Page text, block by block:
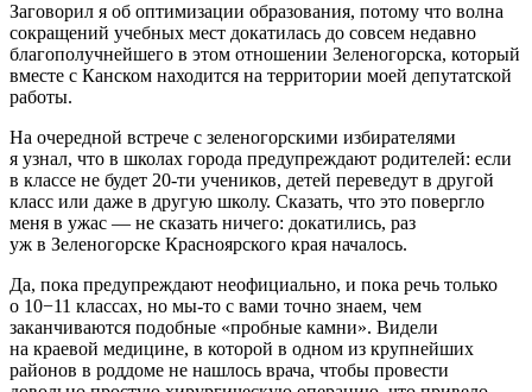
Заговорил я об оптимизации образования, потому что волна
сокращений учебных мест докатилась до совсем недавно
благополучнейшего в этом отношении Зеленогорска, который
вместе с Канском находится на территории моей депутатской
работы.
На очередной встрече с зеленогорскими избирателями
я узнал, что в школах города предупреждают родителей: если
в классе не будет 20-ти учеников, детей переведут в другой
класс или даже в другую школу. Сказать, что это повергло
меня в ужас — не сказать ничего: докатились, раз
уж в Зеленогорске Красноярского края началось.
Да, пока предупреждают неофициально, и пока речь только
о 10−11 классах, но мы-то с вами точно знаем, чем
заканчиваются подобные «пробные камни». Видели
на краевой медицине, в которой в одном из крупнейших
районов в роддоме не нашлось врача, чтобы провести